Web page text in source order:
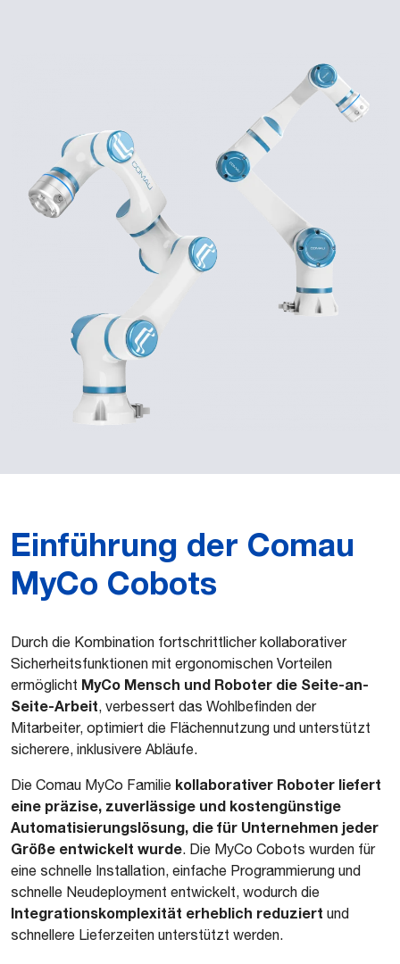
Einführung der Comau
MyCo Cobots
Durch die Kombination fortschrittlicher kollaborativer
Sicherheitsfunktionen mit ergonomischen Vorteilen
ermöglicht MyCo Mensch und Roboter die Seite-an-
Seite-Arbeit, verbessert das Wohlbefinden der
Mitarbeiter, optimiert die Flächennutzung und unterstützt
sicherere, inklusivere Abläufe.
Die Comau MyCo Familie kollaborativer Roboter liefert
eine präzise, zuverlässige und kostengünstige
Automatisierungslösung, die für Unternehmen jeder
Größe entwickelt wurde. Die MyCo Cobots wurden für
eine schnelle Installation, einfache Programmierung und
schnelle Neudeployment entwickelt, wodurch die
Integrationskomplexität erheblich reduziert und
schnellere Lieferzeiten unterstützt werden.